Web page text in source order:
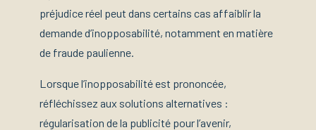
préjudice réel peut dans certains cas affaiblir la
demande d’inopposabilité, notamment en matière
de fraude paulienne.
Lorsque l’inopposabilité est prononcée,
réfléchissez aux solutions alternatives :
régularisation de la publicité pour l’avenir,